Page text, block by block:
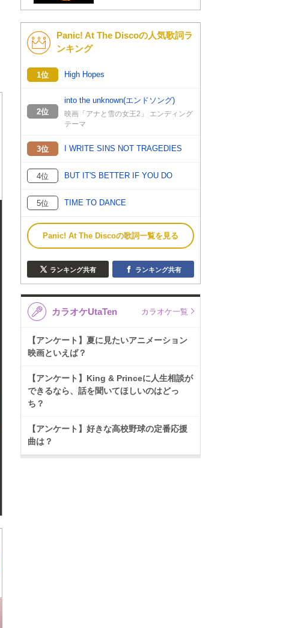
Panic! At The Discoの人気歌詞ラ
ンキング
1位 High Hopes
2位
into the unknown(エンドソング)
映画「アナと雪の女王2」 エンディング
テーマ
3位 I WRITE SINS NOT TRAGEDIES
4位 BUT IT'S BETTER IF YOU DO
5位 TIME TO DANCE
Panic! At The Discoの歌詞一覧を見る
ランキング共有 ランキング共有
カラオケUtaTen カラオケ一覧
【アンケート】夏に見たいアニメーション
映画といえば？
【アンケート】King & Princeに人生相談が
できるなら、話を聞いてほしいのはどっ
ち？
【アンケート】好きな高校野球の定番応援
曲は？